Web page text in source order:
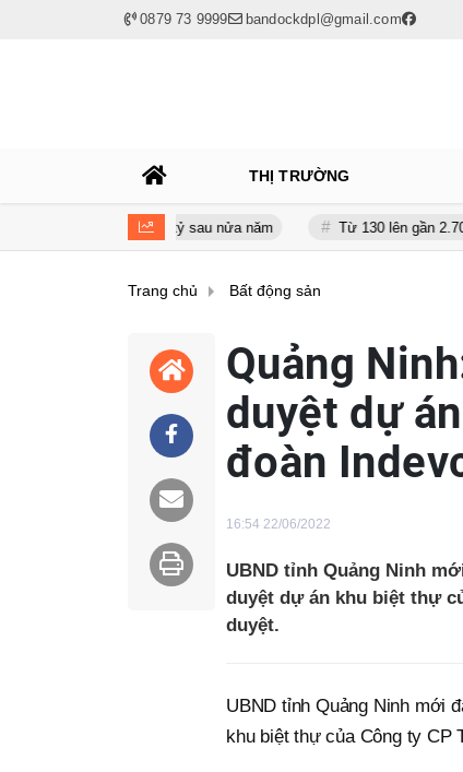
0879 73 9999 bandockdpl@gmail.com
THỊ TRƯỜNG
gần 120 tỷ sau nửa năm Từ 130 lên gần 2.700 tỷ đồng -
Trang chủ Bất động sản
Quảng
duyệt dự
đoàn
16:54 22/06/2022
UBND tỉnh Quảng Ninh
duyệt dự án khu biệt thự
duyệt.
UBND tỉnh Quảng Ninh mới
khu biệt thự của Công ty CP